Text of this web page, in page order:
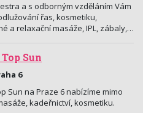
a s odborným vzděláním Vám
řas, kosmetiku,
a relaxační masáže, IPL, zábaly,…
Sun
6
Sun na Praze 6 nabízíme mimo
kadeřnictví, kosmetiku.